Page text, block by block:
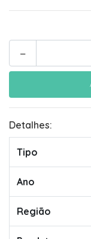
-
Detalhes:
Tipo
Ano
Região